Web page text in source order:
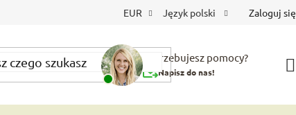
EUR Język polski Zaloguj się
Potrzebujesz pomocy?
Napisz do nas!